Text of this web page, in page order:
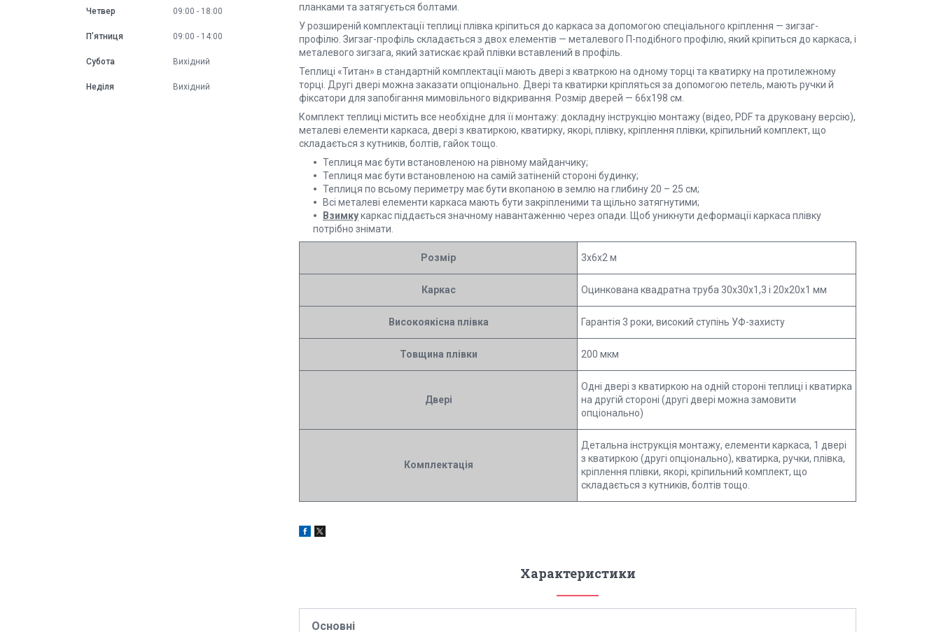
планками та затягується болтами.
У розширеній комплектації теплиці плівка кріпиться до каркаса за допомогою спеціального кріплення — зигзаг-
профілю. Зигзаг-профіль складається з двох елементів — металевого П-подібного профілю, який кріпиться до каркаса, і
металевого зигзага, який затискає край плівки вставлений в профіль.
Теплиці «Титан» в стандартній комплектації мають двері з кватркою на одному торці та кватирку на протилежному
торці. Другі двері можна заказати опціонально. Двері та кватирки кріпляться за допомогою петель, мають ручки й
фіксатори для запобігання мимовільного відкривання. Розмір дверей — 66х198 см.
Комплект теплиці містить все необхідне для її монтажу: докладну інструкцію монтажу (відео, PDF та друковану версію),
металеві елементи каркаса, двері з кватиркою, кватирку, якорі, плівку, кріплення плівки, кріпильний комплект, що
складається з кутників, болтів, гайок тощо.
Теплиця має бути встановленою на рівному майданчику;
Теплиця має бути встановленою на самій затіненій стороні будинку;
Теплиця по всьому периметру має бути вкопаною в землю на глибину 20 – 25 см;
Всі металеві елементи каркаса мають бути закріпленими та щільно затягнутими;
Взимкукаркас піддається значному навантаженню через опади. Щоб уникнути деформації каркаса плівку
потрібно знімати.
Розмір 3x6x2 м
Каркас Оцинкована квадратна труба 30x30x1,3 і 20x20x1 мм
Високоякісна плівка Гарантія 3 роки, високий ступінь УФ-захисту
Товщина плівки 200 мкм
Двері
Одні двері з кватиркою на одній стороні теплиці і кватирка
на другій стороні (другі двері можна замовити
опціонально)
Комплектація
Детальна інструкція монтажу, елементи каркаса, 1 двері
з кватиркою (другі опціонально), кватирка, ручки, плівка,
кріплення плівки, якорі, кріпильний комплект, що
складається з кутників, болтів тощо.
Характеристики
Основні
Четвер 09:00 18:00
Пʼятниця 09:00 14:00
Субота Вихідний
Неділя Вихідний